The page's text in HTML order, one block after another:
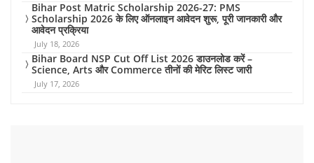
Bihar Post Matric Scholarship 2026-27: PMS
Scholarship 2026 के लिए ऑनलाइन आवेदन शुरू, पूरी जानकारी और
आवेदन प्रक्रिया
July 18, 2026
Bihar Board NSP Cut Off List 2026 डाउनलोड करें –
Science, Arts और Commerce तीनों की मेरिट लिस्ट जारी
July 17, 2026